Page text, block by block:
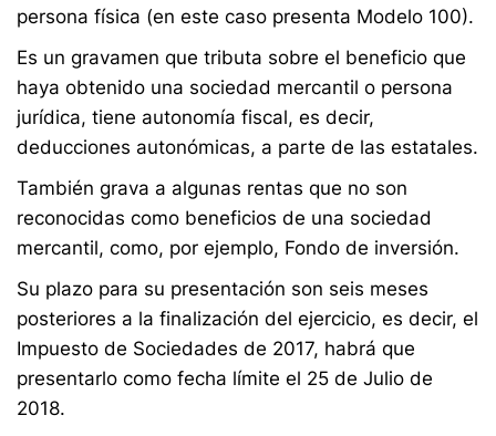
persona física (en este caso presenta Modelo 100).
Es un gravamen que tributa sobre el beneficio que
haya obtenido una sociedad mercantil o persona
jurídica, tiene autonomía fiscal, es decir,
deducciones autonómicas, a parte de las estatales.
También grava a algunas rentas que no son
reconocidas como beneficios de una sociedad
mercantil, como, por ejemplo, Fondo de inversión.
Su plazo para su presentación son seis meses
posteriores a la finalización del ejercicio, es decir, el
Impuesto de Sociedades de 2017, habrá que
presentarlo como fecha límite el 25 de Julio de
2018.